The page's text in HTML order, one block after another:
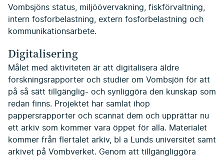
Vombsjöns status, miljöövervakning, fiskförvaltning,
intern fosforbelastning, extern fosforbelastning och
kommunikationsarbete.
Digitalisering
Målet med aktiviteten är att digitalisera äldre
forskningsrapporter och studier om Vombsjön för att
på så sätt tillgänglig- och synliggöra den kunskap som
redan finns. Projektet har samlat ihop
pappersrapporter och scannat dem och upprättar nu
ett arkiv som kommer vara öppet för alla. Materialet
kommer från flertalet arkiv, bl a Lunds universitet samt
arkivet på Vombverket. Genom att tillgängliggöra